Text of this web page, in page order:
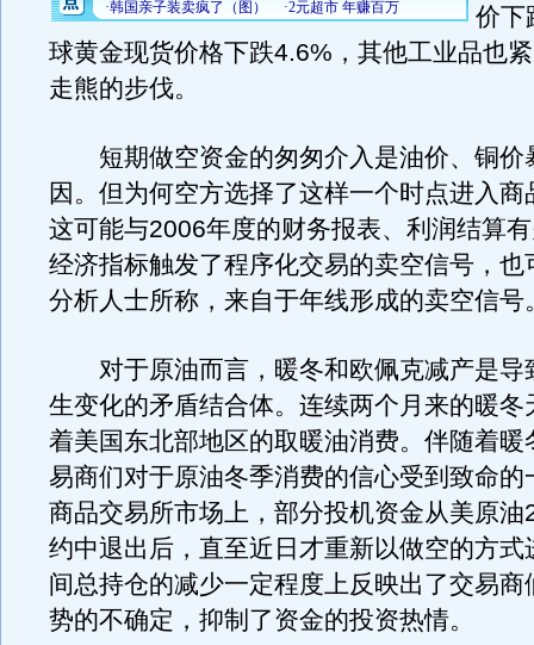
价下
球黄金现货价格下跌4.6%，其他工业品也
走熊的步伐。
短期做空资金的匆匆介入是油价、铜价
因。但为何空方选择了这样一个时点进入商
这可能与2006年度的财务报表、利润结算
经济指标触发了程序化交易的卖空信号，也
分析人士所称，来自于年线形成的卖空信号
对于原油而言，暖冬和欧佩克减产是导
生变化的矛盾结合体。连续两个月来的暖冬
着美国东北部地区的取暖油消费。伴随着暖
易商们对于原油冬季消费的信心受到致命的
商品交易所市场上，部分投机资金从美原
约中退出后，直至近日才重新以做空的方式
间总持仓的减少一定程度上反映出了交易商
势的不确定，抑制了资金的投资热情。